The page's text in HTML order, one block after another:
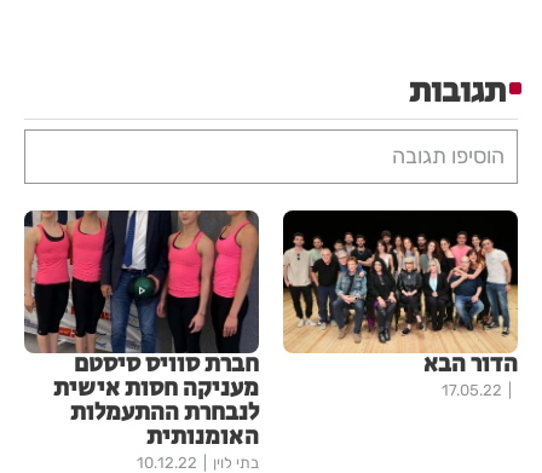
תגובות
הוסיפו תגובה
הדור הבא
17.05.22
חברת סוויס סיסטם
מעניקה חסות אישית
לנבחרת ההתעמלות
האומנותית
בתי לוין 10.12.22